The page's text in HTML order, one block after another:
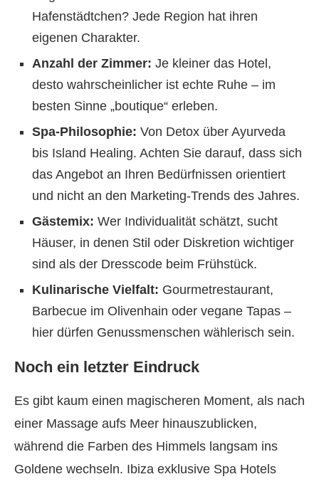
Hafenstädtchen? Jede Region hat ihren
eigenen Charakter.
Anzahl der Zimmer: Je kleiner das Hotel,
desto wahrscheinlicher ist echte Ruhe – im
besten Sinne „boutique“ erleben.
Spa-Philosophie: Von Detox über Ayurveda
bis Island Healing. Achten Sie darauf, dass sich
das Angebot an Ihren Bedürfnissen orientiert
und nicht an den Marketing-Trends des Jahres.
Gästemix: Wer Individualität schätzt, sucht
Häuser, in denen Stil oder Diskretion wichtiger
sind als der Dresscode beim Frühstück.
Kulinarische Vielfalt: Gourmetrestaurant,
Barbecue im Olivenhain oder vegane Tapas –
hier dürfen Genussmenschen wählerisch sein.
Noch ein letzter Eindruck
Es gibt kaum einen magischeren Moment, als nach
einer Massage aufs Meer hinauszublicken,
während die Farben des Himmels langsam ins
Goldene wechseln. Ibiza exklusive Spa Hotels